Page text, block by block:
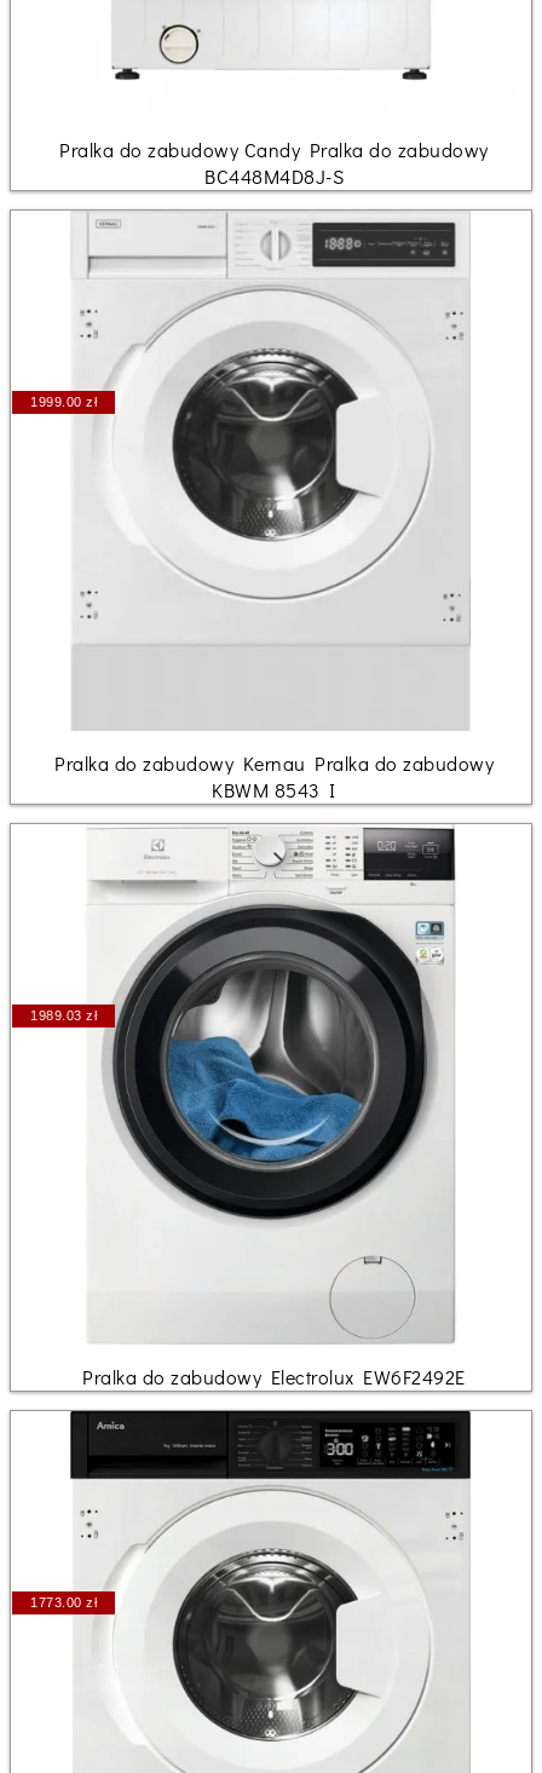
Pralka do zabudowy Candy Pralka do zabudowy
BC448M4D8J-S
1999.00 zł
Pralka do zabudowy Kernau Pralka do zabudowy
KBWM 8543 I
1989.03 zł
Pralka do zabudowy Electrolux EW6F2492E
1773.00 zł